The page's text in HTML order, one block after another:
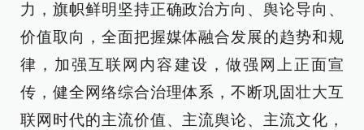
力，旗帜鲜明坚持正确政治方向、舆论导向、
价值取向，全面把握媒体融合发展的趋势和规
律，加强互联网内容建设，做强网上正面宣
传，健全网络综合治理体系，不断巩固壮大互
联网时代的主流价值、主流舆论、主流文化，